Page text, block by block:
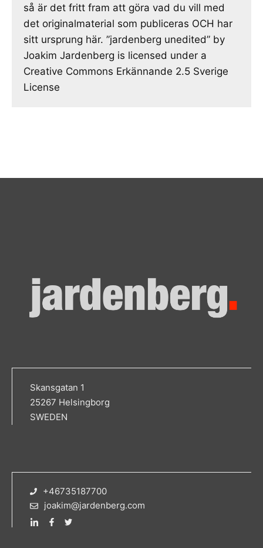
så är det fritt fram att göra vad du vill med
det originalmaterial som publiceras OCH har
sitt ursprung här. ”jardenberg unedited” by
Joakim Jardenberg is licensed under a
Creative Commons Erkännande 2.5 Sverige
License
Skansgatan 1
25267 Helsingborg
SWEDEN
+46735187700
joakim@jardenberg.com